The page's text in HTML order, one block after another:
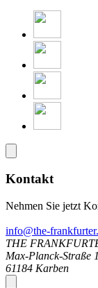
Kontakt
Nehmen Sie jetzt
info@the-
THE
Max-Planck-Straße
61184 Karben